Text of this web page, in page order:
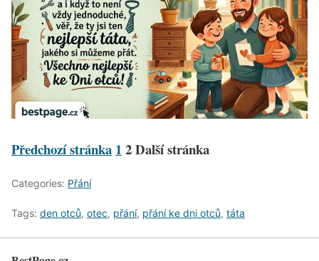
Předchozí stránka 12Další stránka
Categories: Přání
Tags: den otců, otec, přání, přání ke dni otců, táta